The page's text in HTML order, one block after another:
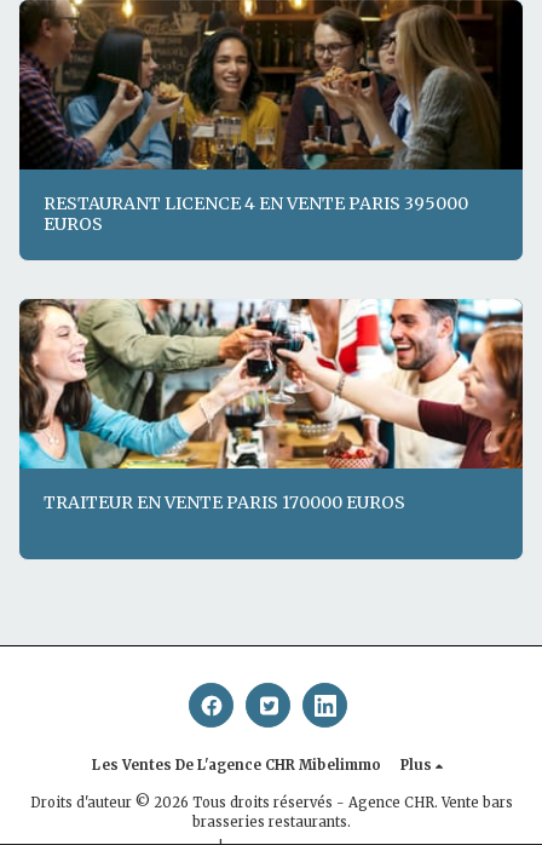
RESTAURANT LICENCE 4 EN VENTE PARIS 395000
EUROS
TRAITEUR EN VENTE PARIS 170000 EUROS
Les Ventes De L'agence CHR Mibelimmo Plus
Droits d'auteur © 2026 Tous droits réservés - Agence CHR. Vente bars
brasseries restaurants.